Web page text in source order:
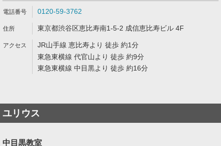
0120-59-3762
東京都渋谷区恵比寿南1-5-2 成信恵比寿ビル 4F
JR山手線 恵比寿より 徒歩 約1分
東急東横線 代官山より 徒歩 約9分
東急東横線 中目黒より 徒歩 約16分
ユリウス
中目黒教室